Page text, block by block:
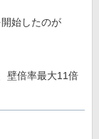
始したのが
壁倍率最大11倍